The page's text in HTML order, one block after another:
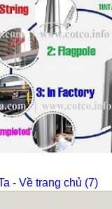
- Về trang chủ (6)